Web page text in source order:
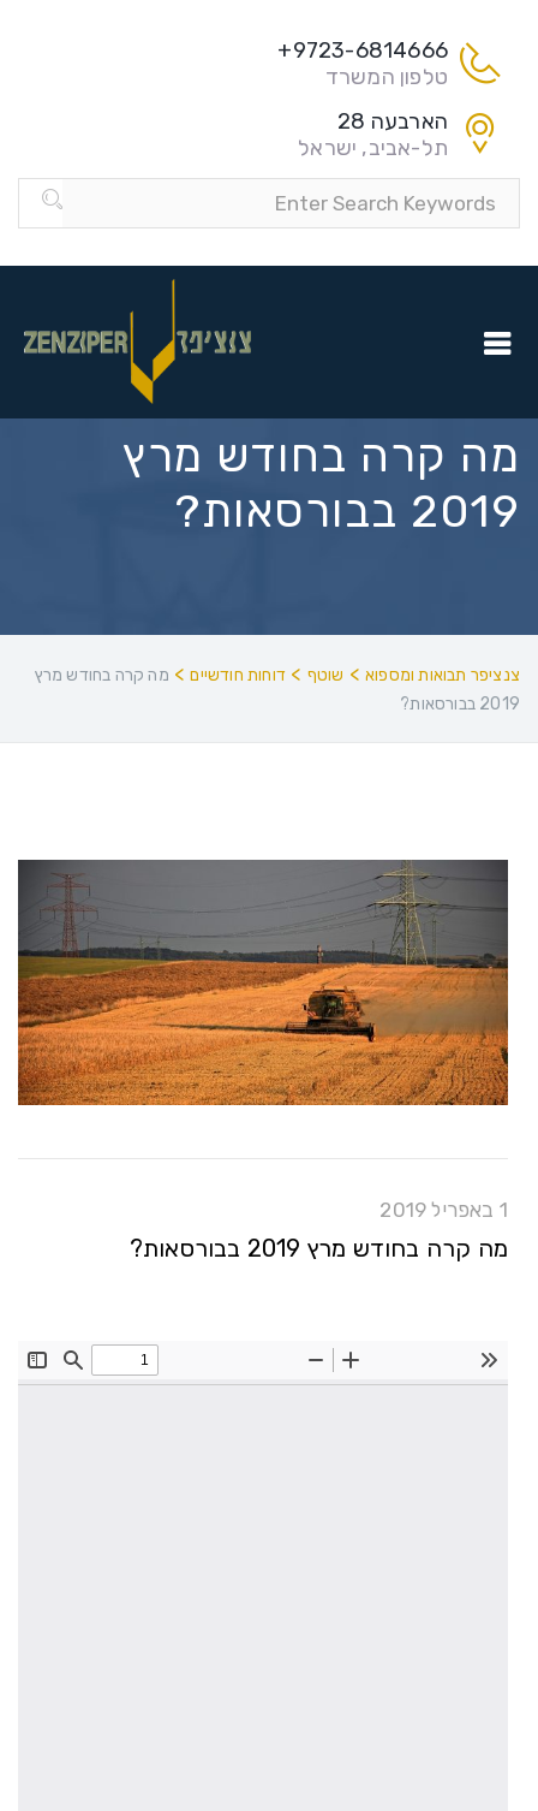
9723-6814666+
טלפון המשרד
הארבעה 28
תל-אביב, ישראל
מה קרה בחודש מרץ
2019 בבורסאות?
צנציפר תבואות ומספוא > שוטף >דוחות חודשיים> מה קרה בחודש מרץ
2019 בבורסאות?
1 באפריל 2019
מה קרה בחודש מרץ 2019 בבורסאות?